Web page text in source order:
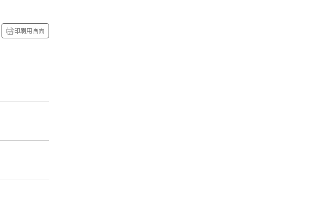
印刷用画面